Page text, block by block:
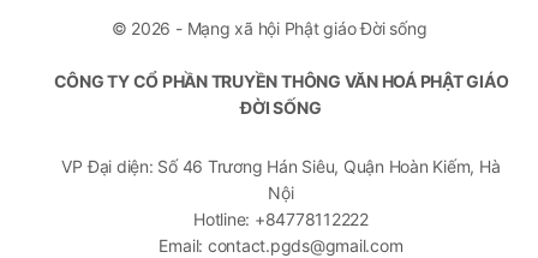
© 2026 - Mạng xã hội Phật giáo Đời sống
CÔNG TY CỔ PHẦN TRUYỀN THÔNG VĂN HOÁ PHẬT GIÁO
ĐỜI SỐNG
VP Đại diện: Số 46 Trương Hán Siêu, Quận Hoàn Kiếm, Hà
Nội
Hotline: +84778112222
Email: contact.pgds@gmail.com